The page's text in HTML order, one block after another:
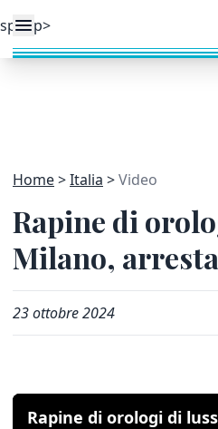
Home Italia Video
Rapine di
Milano,
23 ottobre 2024